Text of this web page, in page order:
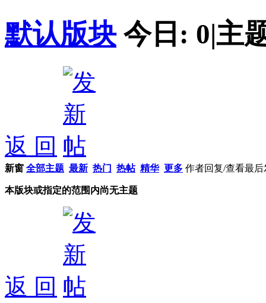
默认版块 今日: 0|主
返 回
新窗 全部主题 最新 热门 热帖 精华 更多 作者回复/查看最后
本版块或指定的范围内尚无主题
返 回